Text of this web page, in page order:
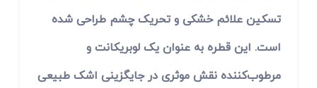
تسکین علائم خشکی و تحریک چشم طراحی شده
است. این قطره به عنوان یک لوبریکانت و
مرطوب‌کننده نقش موثری در جایگزینی اشک طبیعی